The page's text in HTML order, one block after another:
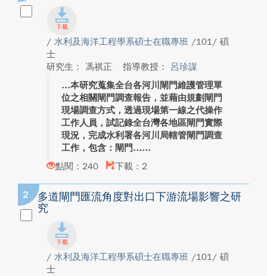
/ 水利及海洋工程學系碩士在職專班 /101/ 碩
士
研究生： 馮祺正
指導教授： 呂珍謀
本研究蒐集全台各河川閘門維護管理單
位之相關閘門調查報告，並藉由規劃閘門
現場調查方式，透過現場第一線之代操作
工作人員，試記錄全台灣各地區閘門實際
現況，完成水利署各河川局轄管閘門調查
工作，包含：閘門...
點閱：240
下載：2
2
多道閘門匯流角度對出口下游流場影響之研
究
/ 水利及海洋工程學系碩士在職專班 /101/ 碩
士